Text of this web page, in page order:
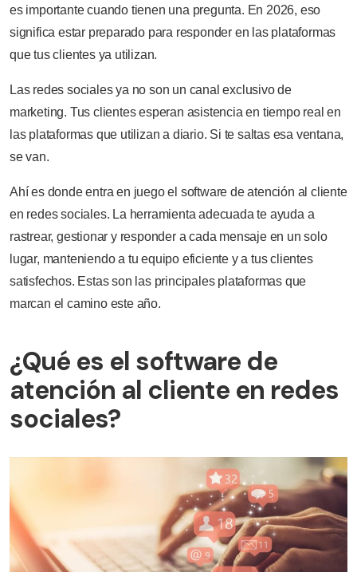
es importante cuando tienen una pregunta. En 2026, eso
significa estar preparado para responder en las plataformas
que tus clientes ya utilizan.
Las redes sociales ya no son un canal exclusivo de
marketing. Tus clientes esperan asistencia en tiempo real en
las plataformas que utilizan a diario. Si te saltas esa ventana,
se van.
Ahí es donde entra en juego el software de atención al cliente
en redes sociales. La herramienta adecuada te ayuda a
rastrear, gestionar y responder a cada mensaje en un solo
lugar, manteniendo a tu equipo eficiente y a tus clientes
satisfechos. Estas son las principales plataformas que
marcan el camino este año.
¿Qué es el software de
atención al cliente en redes
sociales?